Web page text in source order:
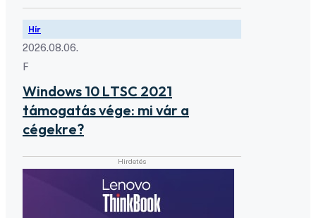
Hír
2026.08.06.
F
Windows 10 LTSC 2021
támogatás vége: mi vár a
cégekre?